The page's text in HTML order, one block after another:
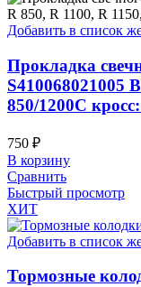
Добавить в список
Прокладка
S410068021005
850/1200C
750 ₽
В корзину
Сравнить
Быстрый просмотр
ХИТ
Добавить в список
Тормозные